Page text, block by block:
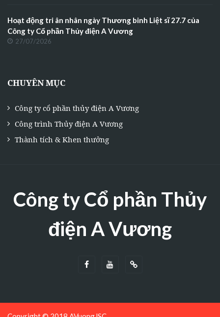
Hoạt động tri ân nhân ngày Thương binh Liệt sĩ 27.7 của
Công ty Cổ phần Thủy điện A Vương
27/07/2026
CHUYÊN MỤC
Công ty cổ phần thủy điện A Vương
Công trình Thủy điện A Vương
Thành tích & Khen thưởng
Công ty Cổ phần Thủy
điện A Vương